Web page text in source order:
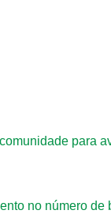
para
no número de